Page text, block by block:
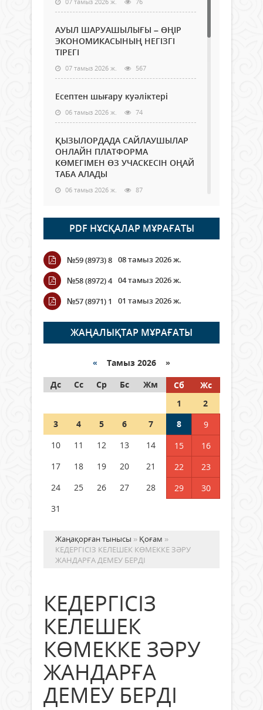
АУЫЛ ШАРУАШЫЛЫҒЫ – ӨҢІР
ЭКОНОМИКАСЫНЫҢ НЕГІЗГІ
ТІРЕГІ
07 тамыз 2026 ж. 567
Есептен шығару куәліктері
06 тамыз 2026 ж. 74
ҚЫЗЫЛОРДАДА САЙЛАУШЫЛАР
ОНЛАЙН ПЛАТФОРМА
КӨМЕГІМЕН ӨЗ УЧАСКЕСІН ОҢАЙ
ТАБА АЛАДЫ
06 тамыз 2026 ж. 87
Open Air: Қызылорда облысы
полиция департаменті 20
мыңнан астам көрерменнің
қауіпсіздігін қамтамасыз етті
06 тамыз 2026 ж.
Wi-Fi ҚАБЫРҒА АРҚЫЛЫ ҚАЛАЙ
ӨТЕДІ?
06 тамыз 2026 ж. 265
граждане Казахстана,
05 тамыз 2026 ж. 146
Шетелде жүрген Қазақстан
азаматтары қалай дауыс бере
PDF НҰСҚАЛАР МҰРАҒАТЫ
№59 (8973) 8 08 тамыз 2026 ж.
№58 (8972) 4 04 тамыз 2026 ж.
№57 (8971) 1
01 тамыз 2026 ж.
ЖАҢАЛЫҚТАР МҰРАҒАТЫ
« Тамыз 2026 »
Дс
Сс Ср Бс Жм Сб
Жс
1
2
3
4 5 6 7 8
9
10
11 12 13 14 15
16
17
18 19 20 21 22
23
24
25 26 27 28 29
30
31
Жаңақорған тынысы » Қоғам »
КЕДЕРГІСІЗ КЕЛЕШЕК КӨМЕККЕ ЗӘРУ
ЖАНДАРҒА ДЕМЕУ БЕРДІ
КЕДЕРГІСІЗ
КЕЛЕШЕК
КӨМЕККЕ ЗӘРУ
ЖАНДАРҒА
ДЕМЕУ БЕРДІ